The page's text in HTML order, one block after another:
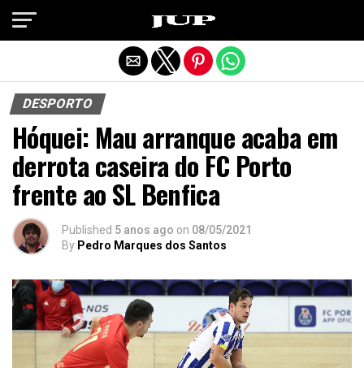
DESPORTO
Hóquei: Mau arranque acaba em
derrota caseira do FC Porto
frente ao SL Benfica
Published 5 anos ago on 08/05/2021
By Pedro Marques dos Santos
Exit mobile version